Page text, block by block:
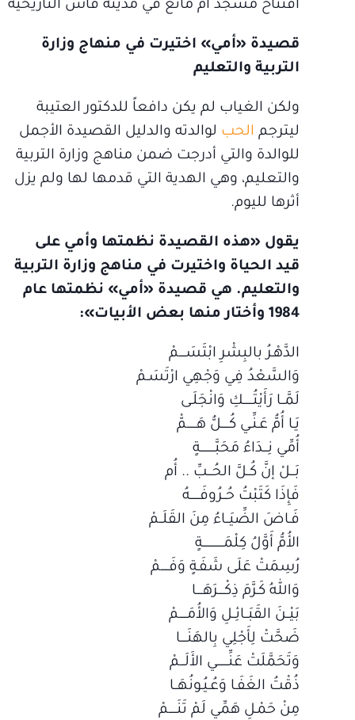
افتتاح مسجد أم مانع في مدينة فاس التاريخية
قصيدة «أمي» اختيرت في منهاج وزارة
التربية والتعليم
ولكن الغياب لم يكن دافعاً للدكتور العتيبة
ليترجم الحب لوالدته والدليل القصيدة الأجمل
للوالدة والتي أدرجت ضمن مناهج وزارة التربية
والتعليم، وهي الهدية التي قدمها لها ولم يزل
أثرها لليوم.
يقول «هذه القصيدة نظمتها وأمي على
قيد الحياة واختيرت في مناهج وزارة التربية
والتعليم. هي قصيدة «أمي» نظمتها عام
1984 وأختار منها بعض الأبيات»:
الدَّهْـرُ بالبِشْرِ ابْتَسَــــمْ
وَالسَّعْدُ فِي وَجْهِي ارْتَسَـمْ
لَمَّــا رَأَيْتُــــــكِ وَانْجَلَـى
يَـا أُمُّ عَـنِّـي كُـــــلُّ هَــــــمّْ
أُمِّي نِـــدَاءُ مَحَبَّـــــــــةٍ
بَـــلْ إنَّ كُــلَّ الحُـــبِّ .. أُم
فَإِذَا كَتَبْتُ حُــرُوفَــــــهُ
فَـاضَ الضِّيَــاءُ مِنَ القَلَــمْ
الأُمُّ أَوَّلُ كِلْمَـــــــــــــةٍ
رُسِمَتْ عَلَى شَفَـةٍ وَفَـــــمْ
وَاللهُ كَـرَّمَ ذِكْــــرَهَــــا
بَيْــنَ القَبَــائِــلِ وَالأُمَـــــمْ
ضَحَّتْ لِأَجْلِي بِالهَنَــــا
وَتَحَمَّلَتْ عَنِّـــــــي الأَلَـــمْ
ذُقْتُ الغَفَـا وَعُـيُـونُهَــا
مِنْ حَمْـلِ هَمِّي لَمْ تَنَـــــمْ